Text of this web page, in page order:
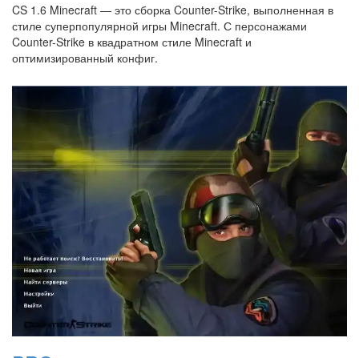
CS 1.6 Minecraft — это сборка Counter-Strike, выполненная в
стиле суперпопулярной игры Minecraft. С персонажами
Counter-Strike в квадратном стиле Minecraft и
оптимизированный конфиг.